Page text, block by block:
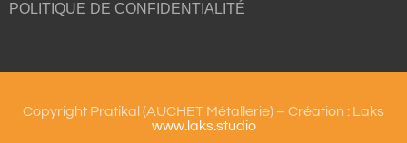
POLITIQUE DE CONFIDENTIALITÉ
Copyright Pratikal (AUCHET Métallerie) – Création : Laks
www.laks.studio